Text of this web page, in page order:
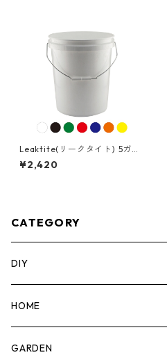
Leaktite(リークタイト) 5ガロ
ンバケツ [アメリカ製] 05GL
¥2,420
CATEGORY
DIY
マーカー
計測機器
HOME
5ガロンバケツ
GARDEN